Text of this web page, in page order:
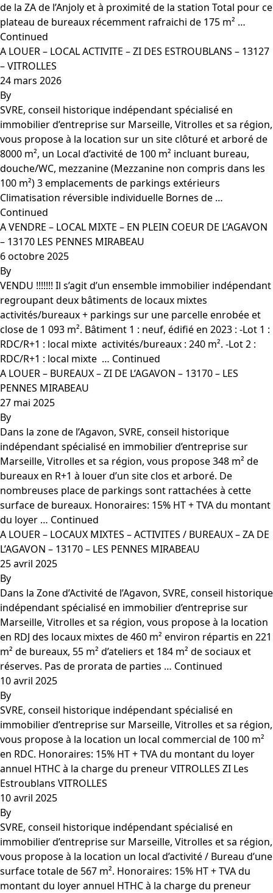
de la ZA de l’Anjoly et à proximité de la station Total pour ce
plateau de bureaux récemment rafraichi de 175 m² …
Continued
A LOUER – LOCAL ACTIVITE – ZI DES ESTROUBLANS – 13127
– VITROLLES
24 mars 2026
By
SVRE, conseil historique indépendant spécialisé en
immobilier d’entreprise sur Marseille, Vitrolles et sa région,
vous propose à la location sur un site clôturé et arboré de
8000 m², un Local d’activité de 100 m² incluant bureau,
douche/WC, mezzanine (Mezzanine non compris dans les
100 m²) 3 emplacements de parkings extérieurs
Climatisation réversible individuelle Bornes de …
Continued
A VENDRE – LOCAL MIXTE – EN PLEIN COEUR DE L’AGAVON
– 13170 LES PENNES MIRABEAU
6 octobre 2025
By
VENDU !!!!!!! Il s’agit d’un ensemble immobilier indépendant
regroupant deux bâtiments de locaux mixtes
activités/bureaux + parkings sur une parcelle enrobée et
close de 1 093 m². Bâtiment 1 : neuf, édifié en 2023 : -Lot 1 :
RDC/R+1 : local mixte  activités/bureaux : 240 m². -Lot 2 :
RDC/R+1 : local mixte  … Continued
A LOUER – BUREAUX – ZI DE L’AGAVON – 13170 – LES
PENNES MIRABEAU
27 mai 2025
By
Dans la zone de l’Agavon, SVRE, conseil historique
indépendant spécialisé en immobilier d’entreprise sur
Marseille, Vitrolles et sa région, vous propose 348 m² de
bureaux en R+1 à louer d’un site clos et arboré. De
nombreuses place de parkings sont rattachées à cette
surface de bureaux. Honoraires: 15% HT + TVA du montant
du loyer … Continued
A LOUER – LOCAUX MIXTES – ACTIVITES / BUREAUX – ZA DE
L’AGAVON – 13170 – LES PENNES MIRABEAU
25 avril 2025
By
Dans la Zone d’Activité de l’Agavon, SVRE, conseil historique
indépendant spécialisé en immobilier d’entreprise sur
Marseille, Vitrolles et sa région, vous propose à la location
en RDJ des locaux mixtes de 460 m² environ répartis en 221
m² de bureaux, 55 m² d’ateliers et 184 m² de sociaux et
réserves. Pas de prorata de parties … Continued
10 avril 2025
By
SVRE, conseil historique indépendant spécialisé en
immobilier d’entreprise sur Marseille, Vitrolles et sa région,
vous propose à la location un local commercial de 100 m²
en RDC. Honoraires: 15% HT + TVA du montant du loyer
annuel HTHC à la charge du preneur VITROLLES ZI Les
Estroublans VITROLLES
10 avril 2025
By
SVRE, conseil historique indépendant spécialisé en
immobilier d’entreprise sur Marseille, Vitrolles et sa région,
vous propose à la location un local d’activité / Bureau d’une
surface totale de 567 m². Honoraires: 15% HT + TVA du
montant du loyer annuel HTHC à la charge du preneur